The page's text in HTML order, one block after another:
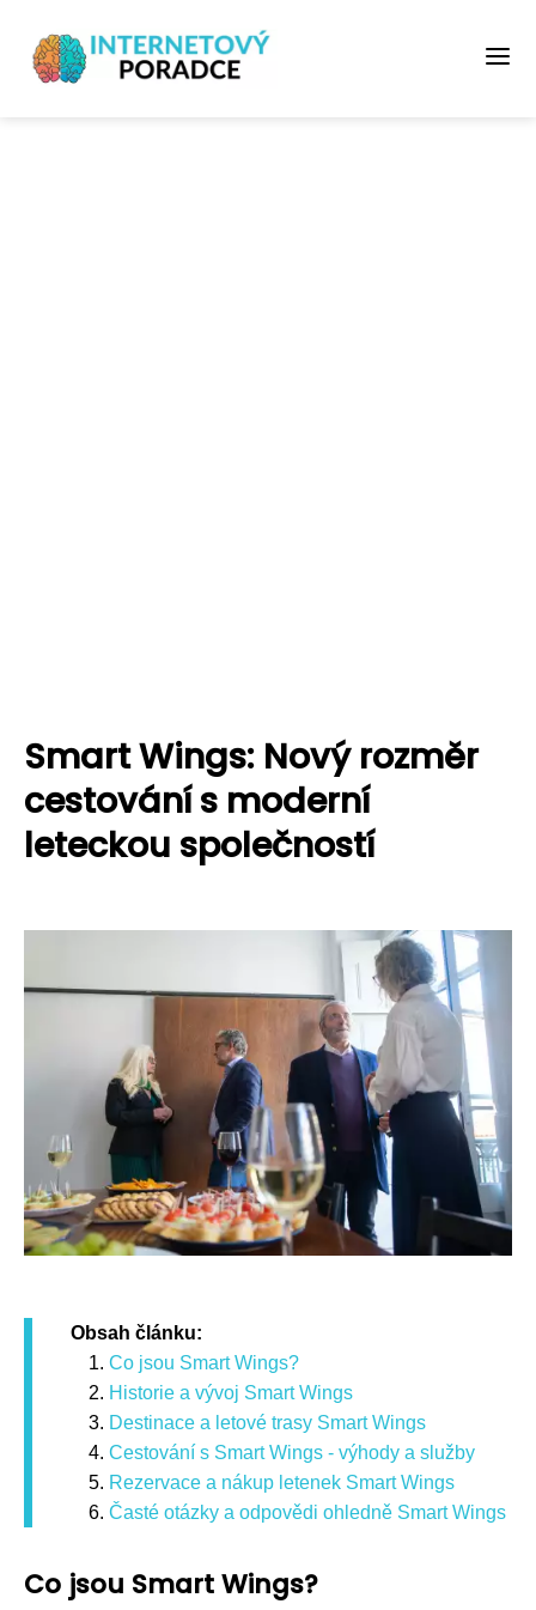
Smart Wings: Nový rozměr
cestování s moderní
leteckou společností
Obsah článku:
Co jsou Smart Wings?
Historie a vývoj Smart Wings
Destinace a letové trasy Smart Wings
Cestování s Smart Wings - výhody a služby
Rezervace a nákup letenek Smart Wings
Časté otázky a odpovědi ohledně Smart Wings
Co jsou Smart Wings?